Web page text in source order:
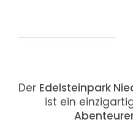
Der Edelsteinpark
ist ein